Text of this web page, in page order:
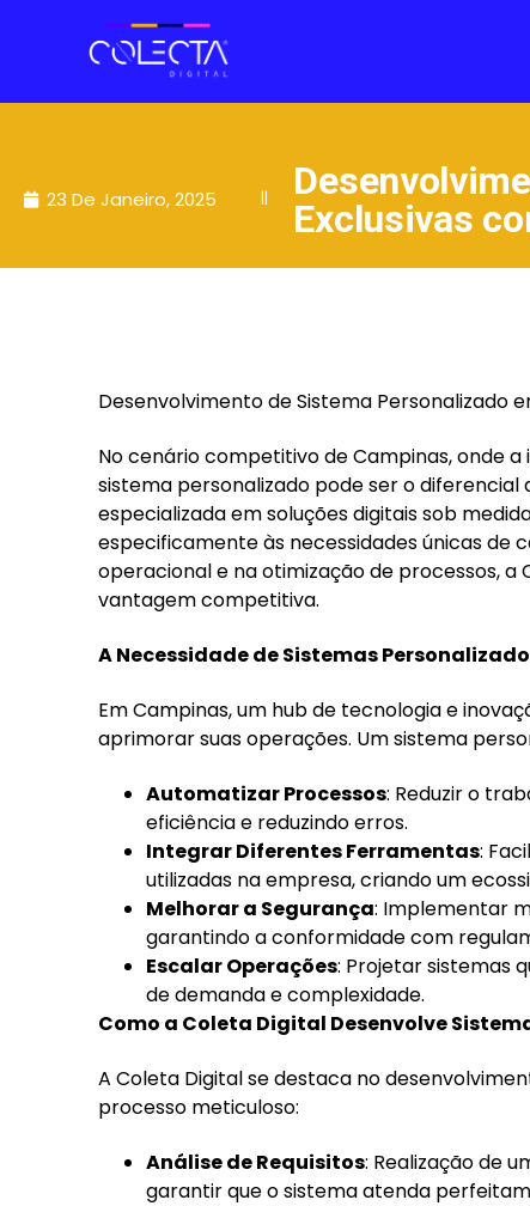
23 De Janeiro, 2025 ||
Exclusivas
Desenvolvimento de Sistema Personalizado
No cenário competitivo de Campinas, onde
sistema personalizado pode ser o
especializada em soluções digitais sob
especificamente às necessidades únicas de
operacional e na otimização de processos,
vantagem competitiva.
A Necessidade de Sistemas
Em Campinas, um hub de tecnologia e
aprimorar suas operações. Um sistema
Automatizar Processos: Reduzir o
eficiência e reduzindo erros.
Integrar Diferentes Ferramentas:
utilizadas na empresa, criando um
Melhorar a Segurança: Implementar
garantindo a conformidade com
Escalar Operações: Projetar sistemas
de demanda e complexidade.
Como a Coleta Digital Desenvolve
A Coleta Digital se destaca no
processo meticuloso:
Análise de Requisitos: Realização de
garantir que o sistema atenda